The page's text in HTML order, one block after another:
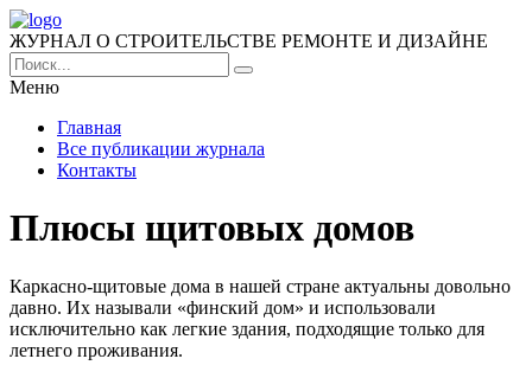
ЖУРНАЛ О СТРОИТЕЛЬСТВЕ РЕМОНТЕ И ДИЗАЙНЕ
Меню
Главная
Все публикации журнала
Контакты
Плюсы щитовых домов
Каркасно-щитовые дома в нашей стране актуальны довольно
давно. Их называли «финский дом» и использовали
исключительно как легкие здания, подходящие только для
летнего проживания.